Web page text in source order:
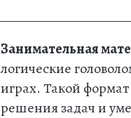
Занимательная
логические
играх. Такой
решения задач и